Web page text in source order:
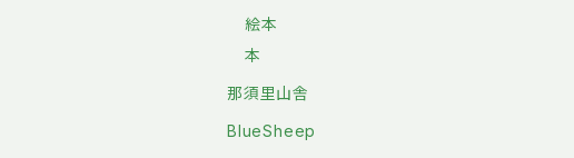
絵本
本
那須里山舎
BlueSheep